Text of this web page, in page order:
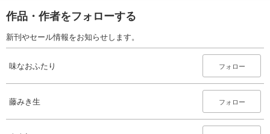
作品・作者をフォローする
新刊やセール情報をお知らせします。
味なおふたり フォロー
藤みき生 フォロー